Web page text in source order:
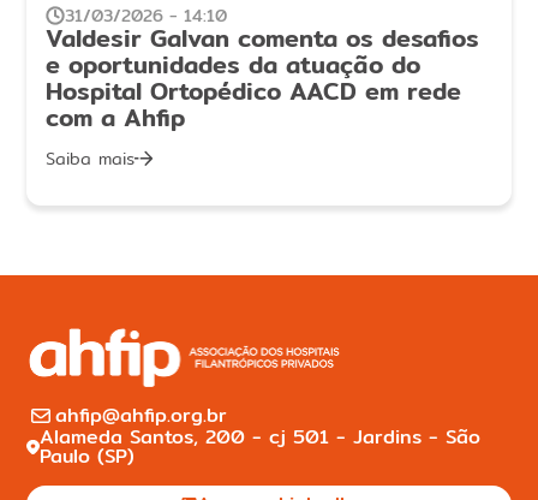
31/03/2026 - 14:10
Valdesir Galvan comenta os desafios
e oportunidades da atuação do
Hospital Ortopédico AACD em rede
com a Ahfip
Saiba mais
ahfip@ahfip.org.br
Alameda Santos, 200 - cj 501 - Jardins - São
Paulo (SP)